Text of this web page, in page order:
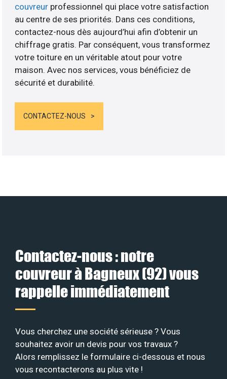
couvreur professionnel qui place votre satisfaction
au centre de ses priorités. Dans ces conditions,
contactez-nous dès aujourd’hui afin d’obtenir un
chiffrage gratis. Par conséquent, vous transformez
votre toiture en un véritable atout pour votre
maison. Avec nos services, vous bénéficiez de
sécurité et durabilité.
CONTACTEZ-NOUS
Contactez-nous : notre
couvreur à Bagneux (92) vous
rappelle immédiatement
Vous cherchez une société sérieuse ? Vous
souhaitez avoir un devis pour vos travaux ?
Alors remplissez le formulaire ci-dessous et nous
vous recontacterons au plus vite !